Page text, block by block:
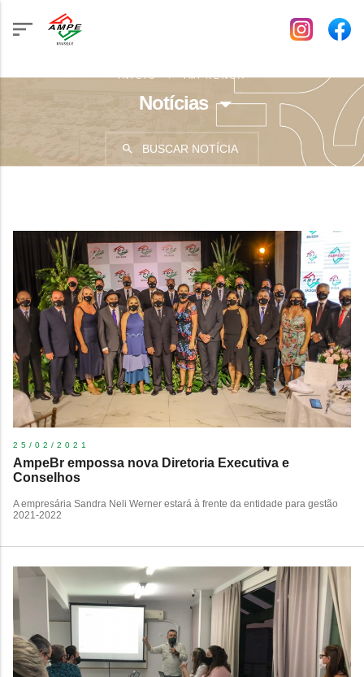
INÍCIO IMPRENSA
Notícias
BUSCAR NOTÍCIA
25/02/2021
AmpeBr empossa nova Diretoria Executiva e
Conselhos
A empresária Sandra Neli Werner estará à frente da entidade para gestão
2021-2022